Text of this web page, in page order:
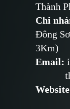
Thành
Chi
Đông
3Km)
Email:
Website